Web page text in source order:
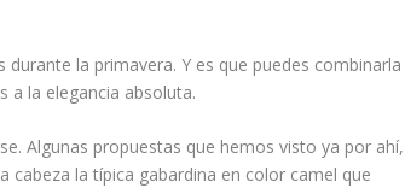
la primavera. Y es que puedes combinarla
a la elegancia absoluta.
Algunas propuestas que hemos visto ya por ahí,
cabeza la típica gabardina en color camel que